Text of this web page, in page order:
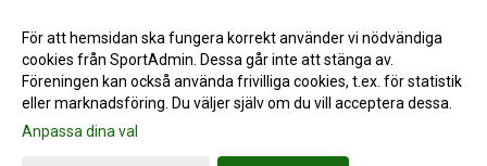
Den nya hemsidan är nu igång! 2011-10-30 18:06
Nya träningskläder 2011-10-29 18:06
Gå till Webbversion
För att hemsidan ska fungera korrekt använder vi nödvändiga
cookies från SportAdmin. Dessa går inte att stänga av.
Föreningen kan också använda frivilliga cookies, t.ex. för statistik
eller marknadsföring. Du väljer själv om du vill acceptera dessa.
Anpassa dina val